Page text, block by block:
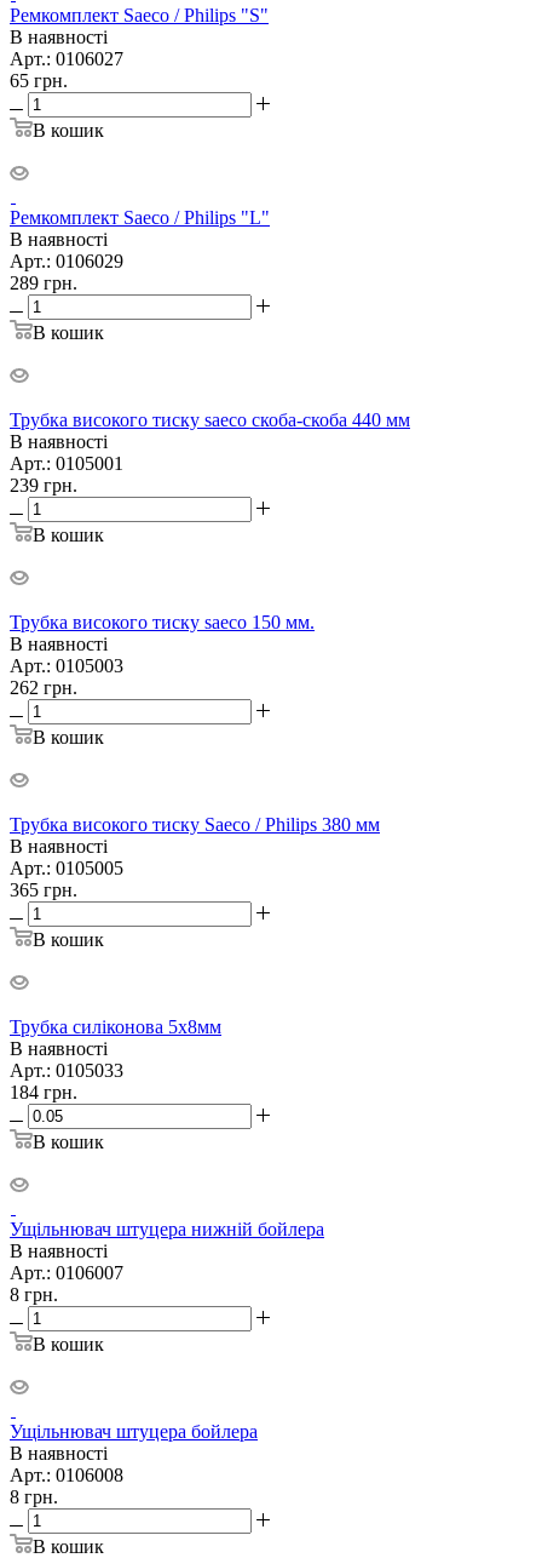
Ремкомплект Saeco / Philips "S"
В наявності
Арт.: 0106027
65 грн.
В кошик
Ремкомплект Saeco / Philips "L"
В наявності
Арт.: 0106029
289 грн.
В кошик
Трубка високого тиску saeco скоба-скоба 440 мм
В наявності
Арт.: 0105001
239 грн.
В кошик
Трубка високого тиску saeco 150 мм.
В наявності
Арт.: 0105003
262 грн.
В кошик
Трубка високого тиску Saeco / Philips 380 мм
В наявності
Арт.: 0105005
365 грн.
В кошик
Трубка силіконова 5х8мм
В наявності
Арт.: 0105033
184 грн.
В кошик
Ущільнювач штуцера нижній бойлера
В наявності
Арт.: 0106007
8 грн.
В кошик
Ущільнювач штуцера бойлера
В наявності
Арт.: 0106008
8 грн.
В кошик